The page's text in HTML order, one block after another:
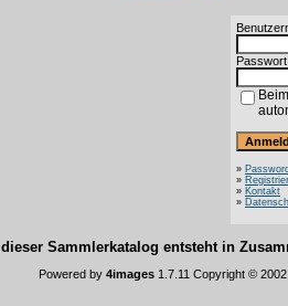
»
»
» Kontakt
»
dieser Sammlerkatalog entsteht in
Powered by 4images 1.7.11 Copyright ©